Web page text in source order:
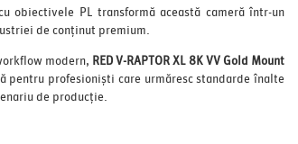
PL transformă această cameră într-un
de conținut premium.
modern,RED V-RAPTOR XL 8K VV Gold Mount
profesioniști care urmăresc standarde înalte
de producție.